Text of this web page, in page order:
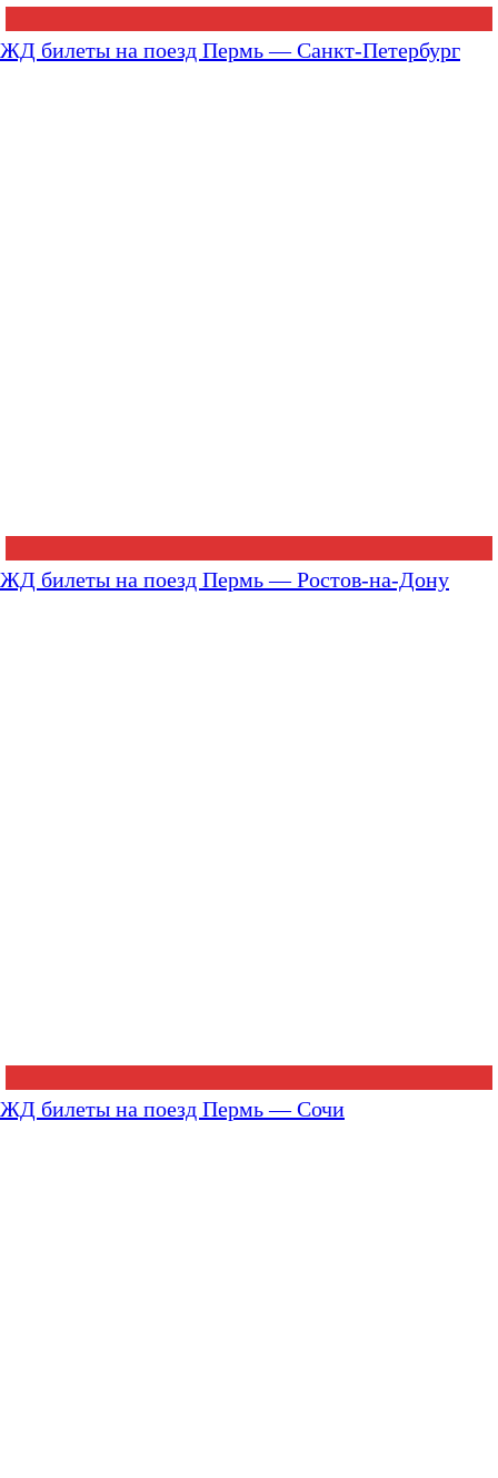
ЖД билеты на поезд Пермь — Санкт-Петербург
ЖД билеты на поезд Пермь — Ростов-на-Дону
ЖД билеты на поезд Пермь — Сочи